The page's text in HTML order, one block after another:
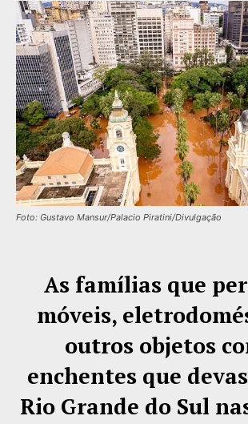
Foto: Gustavo Mansur/Palacio Piratini/Divulgação
As famílias que
móveis,
outros objetos
enchentes que
Rio Grande do Sul